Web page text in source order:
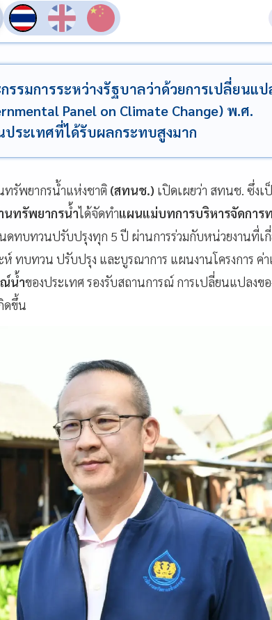
รรมการระหว่างรัฐบาลว่าด้วยการเปลี่ยนแป
Panel on Climate Change) พ.ศ.
ประเทศที่ได้รับผลกระทบสูงมาก
ทรัพยากรน้ำแห่งชาติ (สทนช.) เปิดเผยว่า สทนช. ซึ่ง
นทรัพยากรน้ำได้จัดทำแผนแม่บทการบริหารจัดการ
ทบทวนปรับปรุงทุก 5 ปี ผ่านการร่วมกับหน่วยงานที่เกี่
ทบทวน ปรับปรุง และบูรณาการ แผนงานโครงการ ค่า
น้ำของประเทศ รองรับสถานการณ์ การเปลี่ยนแปลงข
ดขึ้น